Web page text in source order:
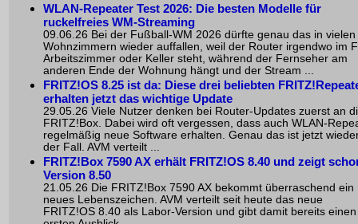
WLAN-Repeater Test 2026: Die besten Modelle für
ruckelfreies WM-Streaming
09.06.26 Bei der Fußball-WM 2026 dürfte genau das in vielen
Wohnzimmern wieder auffallen, weil der Router irgendwo im
Arbeitszimmer oder Keller steht, während der Fernseher am
anderen Ende der Wohnung hängt und der Stream ...
FRITZ!OS 8.25 ist da: Diese drei beliebten
erhalten jetzt das wichtige Update
29.05.26 Viele Nutzer denken bei Router-Updates zuerst an
FRITZ!Box. Dabei wird oft vergessen, dass auch WLAN-
regelmäßig neue Software erhalten. Genau das ist jetzt
der Fall. AVM verteilt ...
FRITZ!Box 7590 AX erhält FRITZ!OS 8.40 und zeigt
Version 8.50
21.05.26 Die FRITZ!Box 7590 AX bekommt überraschend ein
neues Lebenszeichen. AVM verteilt seit heute das neue
FRITZ!OS 8.40 als Labor-Version und gibt damit bereits einen